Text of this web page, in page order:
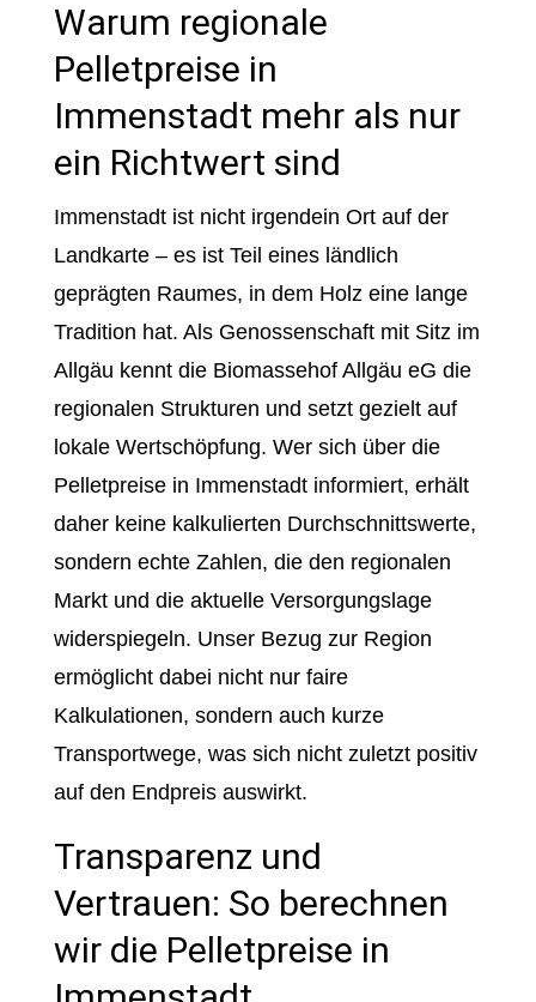
Warum regionale
Pelletpreise in
Immenstadt mehr als nur
ein Richtwert sind
Immenstadt ist nicht irgendein Ort auf der
Landkarte – es ist Teil eines ländlich
geprägten Raumes, in dem Holz eine lange
Tradition hat. Als Genossenschaft mit Sitz im
Allgäu kennt die Biomassehof Allgäu eG die
regionalen Strukturen und setzt gezielt auf
lokale Wertschöpfung. Wer sich über die
Pelletpreise in Immenstadt informiert, erhält
daher keine kalkulierten Durchschnittswerte,
sondern echte Zahlen, die den regionalen
Markt und die aktuelle Versorgungslage
widerspiegeln. Unser Bezug zur Region
ermöglicht dabei nicht nur faire
Kalkulationen, sondern auch kurze
Transportwege, was sich nicht zuletzt positiv
auf den Endpreis auswirkt.
Transparenz und
Vertrauen: So berechnen
wir die Pelletpreise in